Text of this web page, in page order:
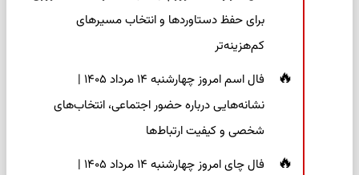
برای حفظ دستاوردها و انتخاب مسیرهای
کم‌هزینه‌تر
فال اسم امروز چهارشنبه ۱۴ مرداد ۱۴۰۵ |
نشانه‌هایی درباره حضور اجتماعی، انتخاب‌های
شخصی و کیفیت ارتباط‌ها
فال چای امروز چهارشنبه ۱۴ مرداد ۱۴۰۵ |